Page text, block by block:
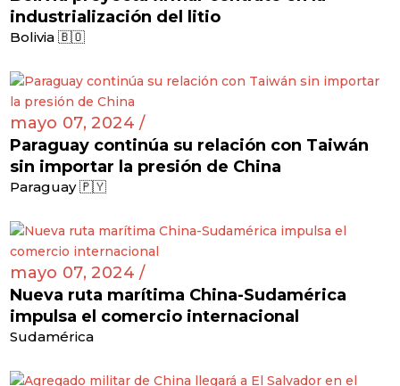
industrialización del litio
Bolivia 🇧🇴
mayo 07, 2024 /
Paraguay continúa su relación con Taiwán
sin importar la presión de China
Paraguay 🇵🇾
mayo 07, 2024 /
Nueva ruta marítima China-Sudamérica
impulsa el comercio internacional
Sudamérica